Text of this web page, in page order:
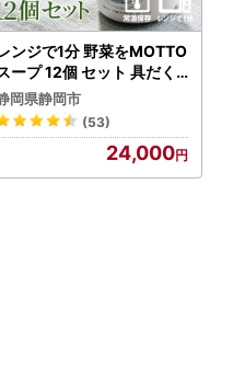
ンジで1分 野菜をMOTTO
ープ 12個 セット 具だく
んスープ 朝食 惣菜 国産
菜 常温保存
岡県静岡市
(53)
24,000